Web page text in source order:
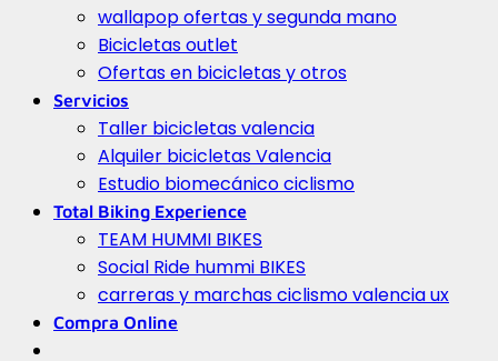
wallapop ofertas y segunda mano
Bicicletas outlet
Ofertas en bicicletas y otros
Servicios
Taller bicicletas valencia
Alquiler bicicletas Valencia
Estudio biomecánico ciclismo
Total Biking Experience
TEAM HUMMI BIKES
Social Ride hummi BIKES
carreras y marchas ciclismo valencia ux
Compra Online